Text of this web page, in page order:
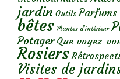
jardin Outils
bêtes Plantes d’intérieur
Potager Que voyez-
Rosiers
Visites de